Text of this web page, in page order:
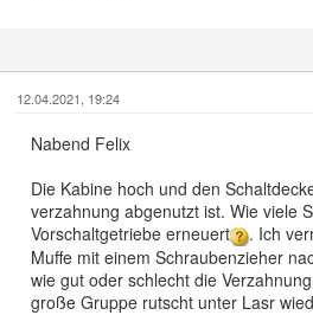
12.04.2021, 19:24
Nabend Felix
Die Kabine hoch und den
verzahnung abgenutzt ist. Wie viele
Vorschaltgetriebe erneuert
. Ich
Muffe mit einem Schraubenzieher
wie gut oder schlecht die
große Gruppe rutscht unter Lasr